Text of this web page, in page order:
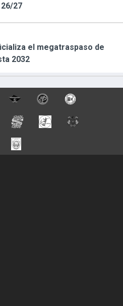
27
el megatraspaso de
2032